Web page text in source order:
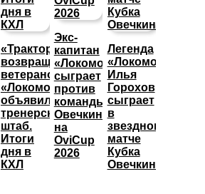
«Трактор»
возвращает
ветеранов,
«Локомотив»
объявил
тренерский
штаб.
Итоги
дня в
КХЛ
Экс-
капитан
«Локомотива»
сыграет
против
команды
Овечкина
на
OviCup
2026
Легенда
«Локомотива»
Илья
Горохов
сыграет
в
звездном
матче
Кубка
Овечкина